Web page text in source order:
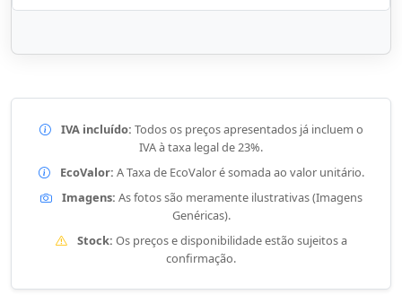
IVA incluído: Todos os preços apresentados já incluem o
IVA à taxa legal de 23%.
EcoValor: A Taxa de EcoValor é somada ao valor unitário.
Imagens: As fotos são meramente ilustrativas (Imagens
Genéricas).
Stock: Os preços e disponibilidade estão sujeitos a
confirmação.